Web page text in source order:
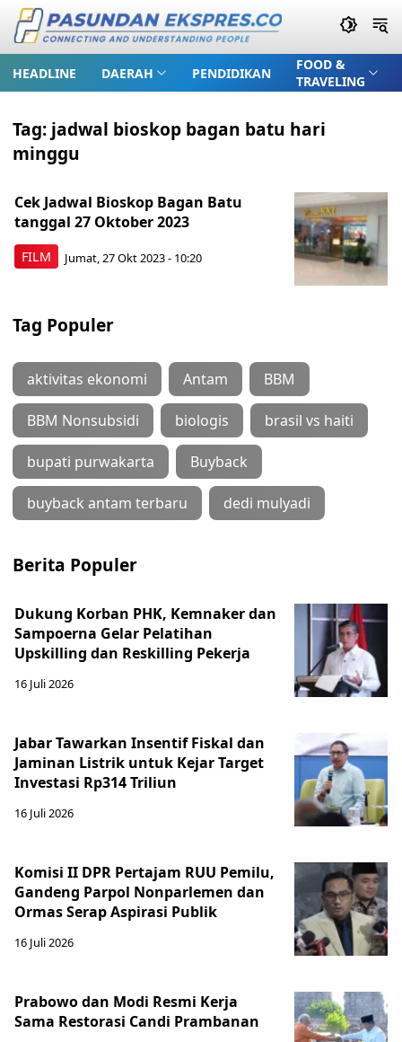
HEADLINE DAERAH PENDIDIKAN
FOOD &
TRAVELING
Tag: jadwal bioskop bagan batu hari
minggu
FILM
Cek Jadwal Bioskop Bagan Batu
tanggal 27 Oktober 2023
Jumat, 27 Okt 2023 - 10:20
Tag Populer
aktivitas ekonomi Antam BBM
BBM Nonsubsidi biologis brasil vs haiti
bupati purwakarta Buyback
buyback antam terbaru dedi mulyadi
Berita Populer
Dukung Korban PHK, Kemnaker dan
Sampoerna Gelar Pelatihan
Upskilling dan Reskilling Pekerja
16 Juli 2026
Jabar Tawarkan Insentif Fiskal dan
Jaminan Listrik untuk Kejar Target
Investasi Rp314 Triliun
16 Juli 2026
Komisi II DPR Pertajam RUU Pemilu,
Gandeng Parpol Nonparlemen dan
Ormas Serap Aspirasi Publik
16 Juli 2026
Prabowo dan Modi Resmi Kerja
Sama Restorasi Candi Prambanan